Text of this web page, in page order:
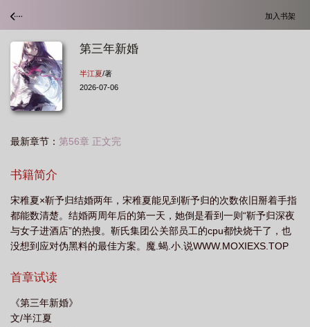
加入书架
第三年新婚
半江夏/著
2026-07-06
最新章节： 第56章 正文完
书籍简介
宋稚夏×靳予归结婚两年，宋稚夏能见到靳予归的次数依旧掰着手指
都能数清楚。结婚两周年后的第一天，她倒是看到一则“靳予归深夜
与女子进酒店”的热搜。靳氏集团公关部员工的cpu都快烧干了，也
没想到应对伪黑料的最佳方案。魔.蝎.小.说WWW.MOXIEXS.TOP
首章试读
《第三年新婚》
文/半江夏